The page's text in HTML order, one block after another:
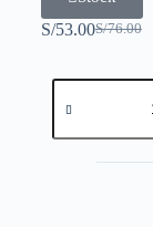
S/76.00
S/53.00